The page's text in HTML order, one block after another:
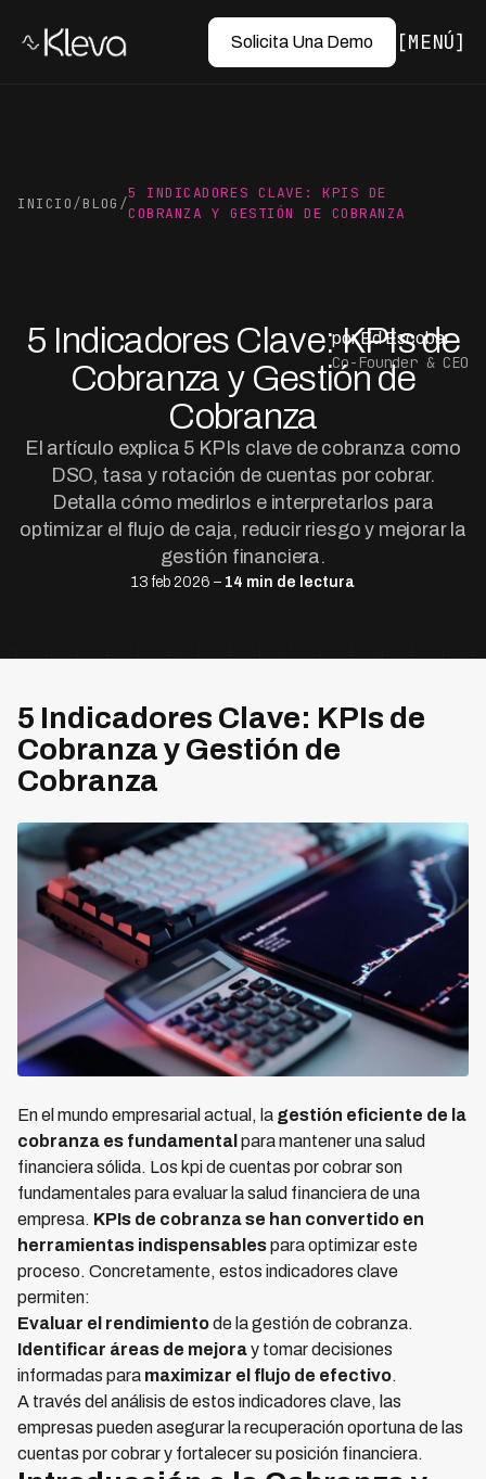
Solicita Una Demo MENÚ
INICIO/BLOG /
5 INDICADORES CLAVE: KPIS DE
COBRANZA Y GESTIÓN DE COBRANZA
5 Indicadores Clave: KPIs de
Cobranza y Gestión de
Cobranza
El artículo explica 5 KPIs clave de cobranza como
DSO, tasa y rotación de cuentas por cobrar.
Detalla cómo medirlos e interpretarlos para
optimizar el flujo de caja, reducir riesgo y mejorar la
gestión financiera.
13 feb 2026 – 14 min de lectura
por Ed Escobar
Co-Founder & CEO
5 Indicadores Clave: KPIs de
Cobranza y Gestión de
Cobranza
En el mundo empresarial actual, la gestión eficiente de la
cobranza es fundamental para mantener una salud
financiera sólida. Los kpi de cuentas por cobrar son
fundamentales para evaluar la salud financiera de una
empresa. KPIs de cobranza se han convertido en
herramientas indispensablespara optimizar este
proceso. Concretamente, estos indicadores clave
permiten:
Evaluar el rendimientode la gestión de cobranza.
Identificar áreas de mejoray tomar decisiones
informadas para maximizar el flujo de efectivo.
A través del análisis de estos indicadores clave, las
empresas pueden asegurar la recuperación oportuna de las
cuentas por cobrar y fortalecer su posición financiera.